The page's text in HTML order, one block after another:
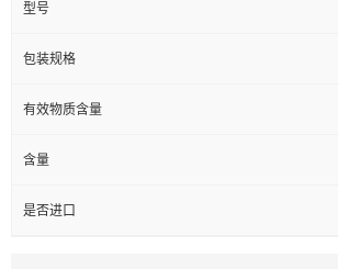
型号
包装规格
有效物质含量
含量
是否进口